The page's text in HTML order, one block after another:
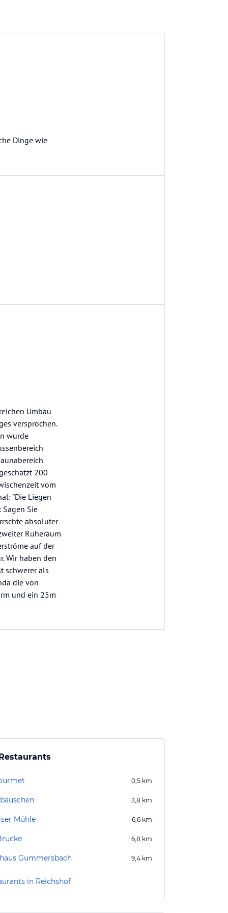
Dinge wie
Umbau
versprochen.
wurde
200
vom
"Die Liegen
Sie
absoluter
Ruheraum
auf der
Wir haben den
schwerer als
die von
und ein 25m
0,5 km
3,8 km
Mühle 6,6 km
6,8 km
Gummersbach 9,4 km
in Reichshof